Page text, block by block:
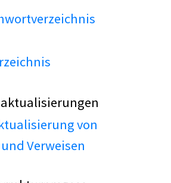
von
Verweisen